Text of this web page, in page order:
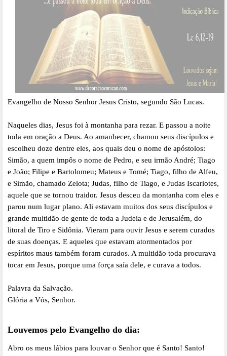
Evangelho de Nosso Senhor Jesus Cristo, segundo São Lucas.
Naqueles dias, Jesus foi à montanha para rezar. E passou a noite
toda em oração a Deus. Ao amanhecer, chamou seus discípulos e
escolheu doze dentre eles, aos quais deu o nome de apóstolos:
Simão, a quem impôs o nome de Pedro, e seu irmão André; Tiago
e João; Filipe e Bartolomeu; Mateus e Tomé; Tiago, filho de Alfeu,
e Simão, chamado Zelota; Judas, filho de Tiago, e Judas Iscariotes,
aquele que se tornou traidor. Jesus desceu da montanha com eles e
parou num lugar plano. Ali estavam muitos dos seus discípulos e
grande multidão de gente de toda a Judeia e de Jerusalém, do
litoral de Tiro e Sidônia. Vieram para ouvir Jesus e serem curados
de suas doenças. E aqueles que estavam atormentados por
espíritos maus também foram curados. A multidão toda procurava
tocar em Jesus, porque uma força saía dele, e curava a todos.
Palavra da Salvação.
Glória a Vós, Senhor.
Louvemos pelo Evangelho do dia:
Abro os meus lábios para louvar o Senhor que é Santo! Santo!